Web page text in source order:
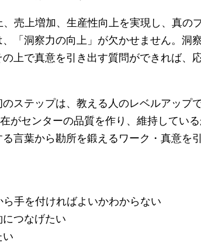
売上増加、生産性向上を実現し、真の
「洞察力の向上」が欠かせません。洞
上で真意を引き出す質問ができれば、
ステップは、教える人のレベルアップで
センターの品質を作り、維持している
言葉から勘所を鍛えるワーク・真意を
手を付ければよいかわからない
つなげたい